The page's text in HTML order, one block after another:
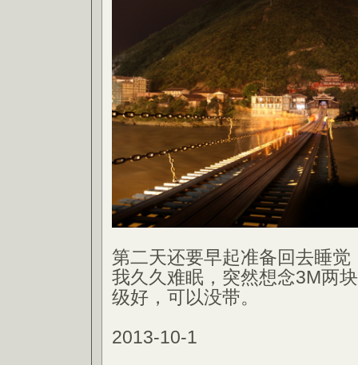
第二天还要早起准备回去睡
我久久难眠，突然想念3M两
级好，可以没带。
2013-10-1